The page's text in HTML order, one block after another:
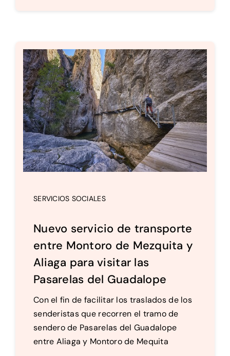
SERVICIOS SOCIALES
Nuevo servicio de transporte
entre Montoro de Mezquita y
Aliaga para visitar las
Pasarelas del Guadalope
Con el fin de facilitar los traslados de los
senderistas que recorren el tramo de
sendero de Pasarelas del Guadalope
entre Aliaga y Montoro de Mequita